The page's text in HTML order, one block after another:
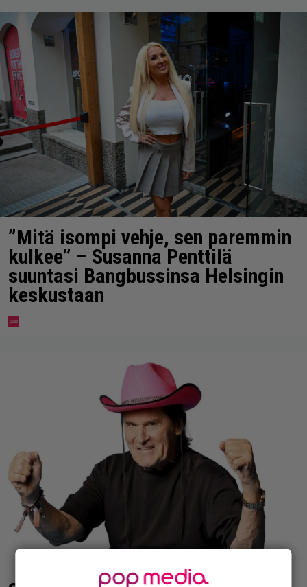
”Mitä isompi vehje, sen paremmin
kulkee” – Susanna Penttilä
suuntasi Bangbussinsa Helsingin
keskustaan